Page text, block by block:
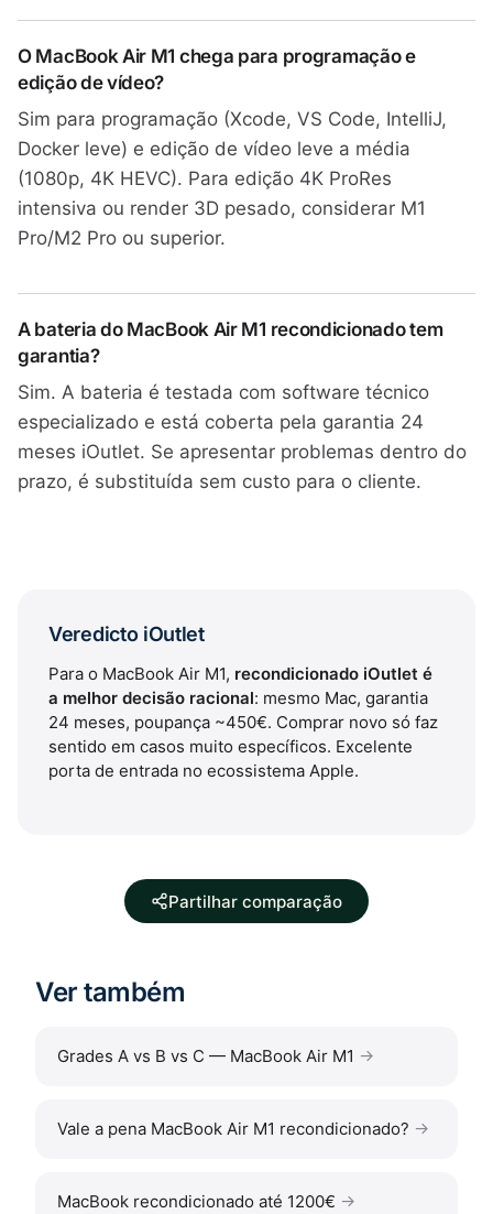
O MacBook Air M1 chega para programação e
edição de vídeo?
Sim para programação (Xcode, VS Code, IntelliJ,
Docker leve) e edição de vídeo leve a média
(1080p, 4K HEVC). Para edição 4K ProRes
intensiva ou render 3D pesado, considerar M1
Pro/M2 Pro ou superior.
A bateria do MacBook Air M1 recondicionado tem
garantia?
Sim. A bateria é testada com software técnico
especializado e está coberta pela garantia 24
meses iOutlet. Se apresentar problemas dentro do
prazo, é substituída sem custo para o cliente.
Veredicto iOutlet
Para o MacBook Air M1, recondicionado iOutlet é
a melhor decisão racional: mesmo Mac, garantia
24 meses, poupança ~450€. Comprar novo só faz
sentido em casos muito específicos. Excelente
porta de entrada no ecossistema Apple.
Partilhar comparação
Ver também
Grades A vs B vs C — MacBook Air M1
Vale a pena MacBook Air M1 recondicionado?
MacBook recondicionado até 1200€